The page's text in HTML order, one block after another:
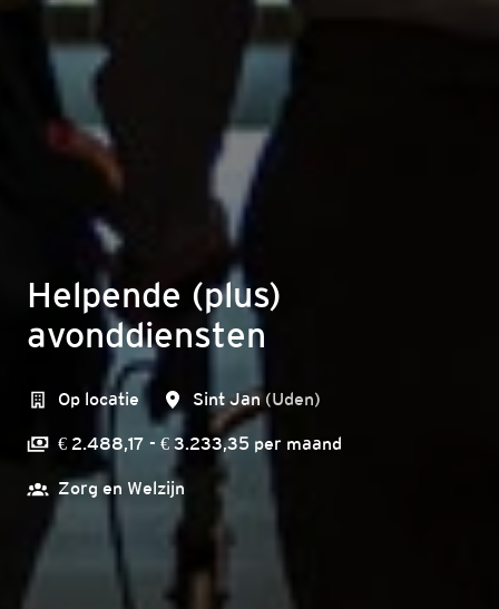
Helpende (plus)
avonddiensten
Op locatie Sint Jan (Uden)
€ 2.488,17 - € 3.233,35 per maand
Zorg en Welzijn